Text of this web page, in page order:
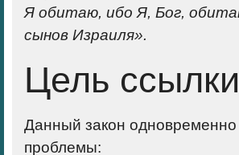
Я обитаю, ибо Я, Бог,
сынов Израиля».
Цель ссылки
Данный закон
проблемы: